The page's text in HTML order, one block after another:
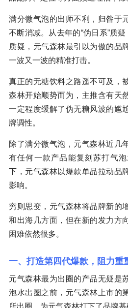
满分微气泡的出师不利，归咎于
不断消减。从去年的“伪日系”质
质疑，元气森林最引以为傲的品
一波又一波的精准打击。
真正的无糖饮料之路遥不可及，
森林开始顺势而为，主推含有天
一定程度缓解了伪无糖风波的尴
牌调性。
除了满分微气泡，元气森林近几
有任何一款产品能复刻苏打气
下，元气森林以爆款单品拉动品
影响。
穷则思变，元气森林将品牌新的
和出海几方面，但在新的发力方
困难依然很多。
一、打造第四代爆款，阻力重
元气森林最为出圈的产品无疑是
泡水出圈之前，元气森林上市的
所出圈，为元气森林打下了品牌基